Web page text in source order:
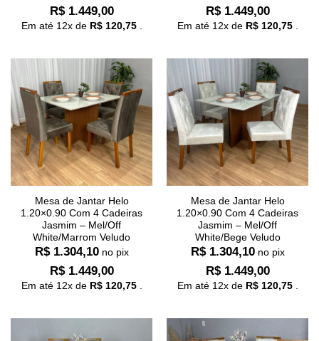
R$1.449,00
Em até 12x de R$120,75.
R$1.449,00
Em até 12x de R$120,75.
Mesa de Jantar Helo
1.20×0.90 Com 4 Cadeiras
Jasmim – Mel/Off
White/Marrom Veludo
R$1.304,10 no pix
R$1.449,00
Em até 12x de R$120,75.
Mesa de Jantar Helo
1.20×0.90 Com 4 Cadeiras
Jasmim – Mel/Off
White/Bege Veludo
R$1.304,10 no pix
R$1.449,00
Em até 12x de R$120,75.